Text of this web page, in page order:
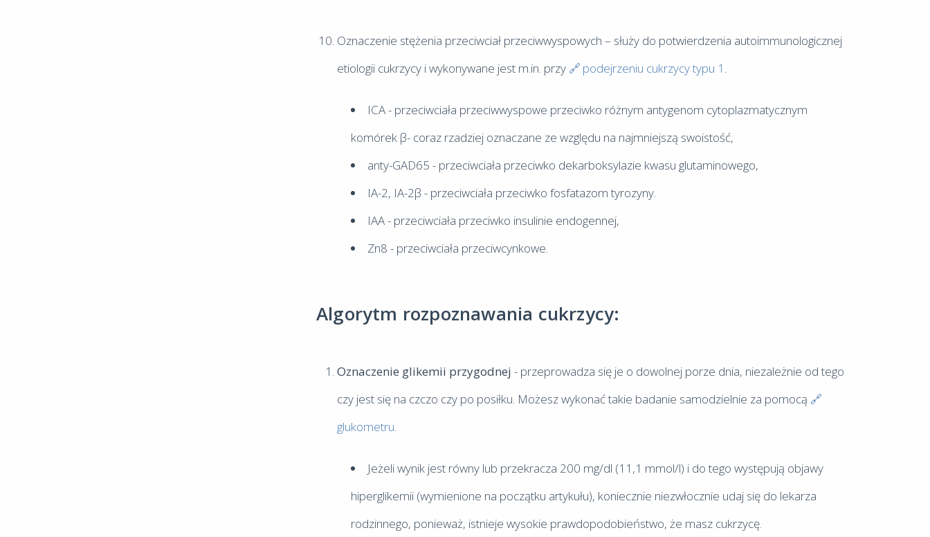
Oznaczenie stężenia przeciwciał przeciwwyspowych – służy do potwierdzenia autoimmunologicznej
etiologii cukrzycy i wykonywane jest m.in. przy
podejrzeniu cukrzycy typu 1 .
ICA - przeciwciała przeciwwyspowe przeciwko różnym antygenom cytoplazmatycznym
komórek β- coraz rzadziej oznaczane ze względu na najmniejszą swoistość,
anty-GAD65 - przeciwciała przeciwko dekarboksylazie kwasu glutaminowego,
IA-2, IA-2β - przeciwciała przeciwko fosfatazom tyrozyny.
IAA - przeciwciała przeciwko insulinie endogennej,
Zn8 - przeciwciała przeciwcynkowe.
Algorytm rozpoznawania cukrzycy:
Oznaczenie glikemii przygodnej - przeprowadza się je o dowolnej porze dnia, niezależnie od tego
czy jest się na czczo czy po posiłku. Możesz wykonać takie badanie samodzielnie za pomocą
glukometru.
Jeżeli wynik jest równy lub przekracza 200 mg/dl (11,1 mmol/l) i do tego występują objawy
hiperglikemii (wymienione na początku artykułu), koniecznie niezwłocznie udaj się do lekarza
rodzinnego, ponieważ, istnieje wysokie prawdopodobieństwo, że masz cukrzycę.